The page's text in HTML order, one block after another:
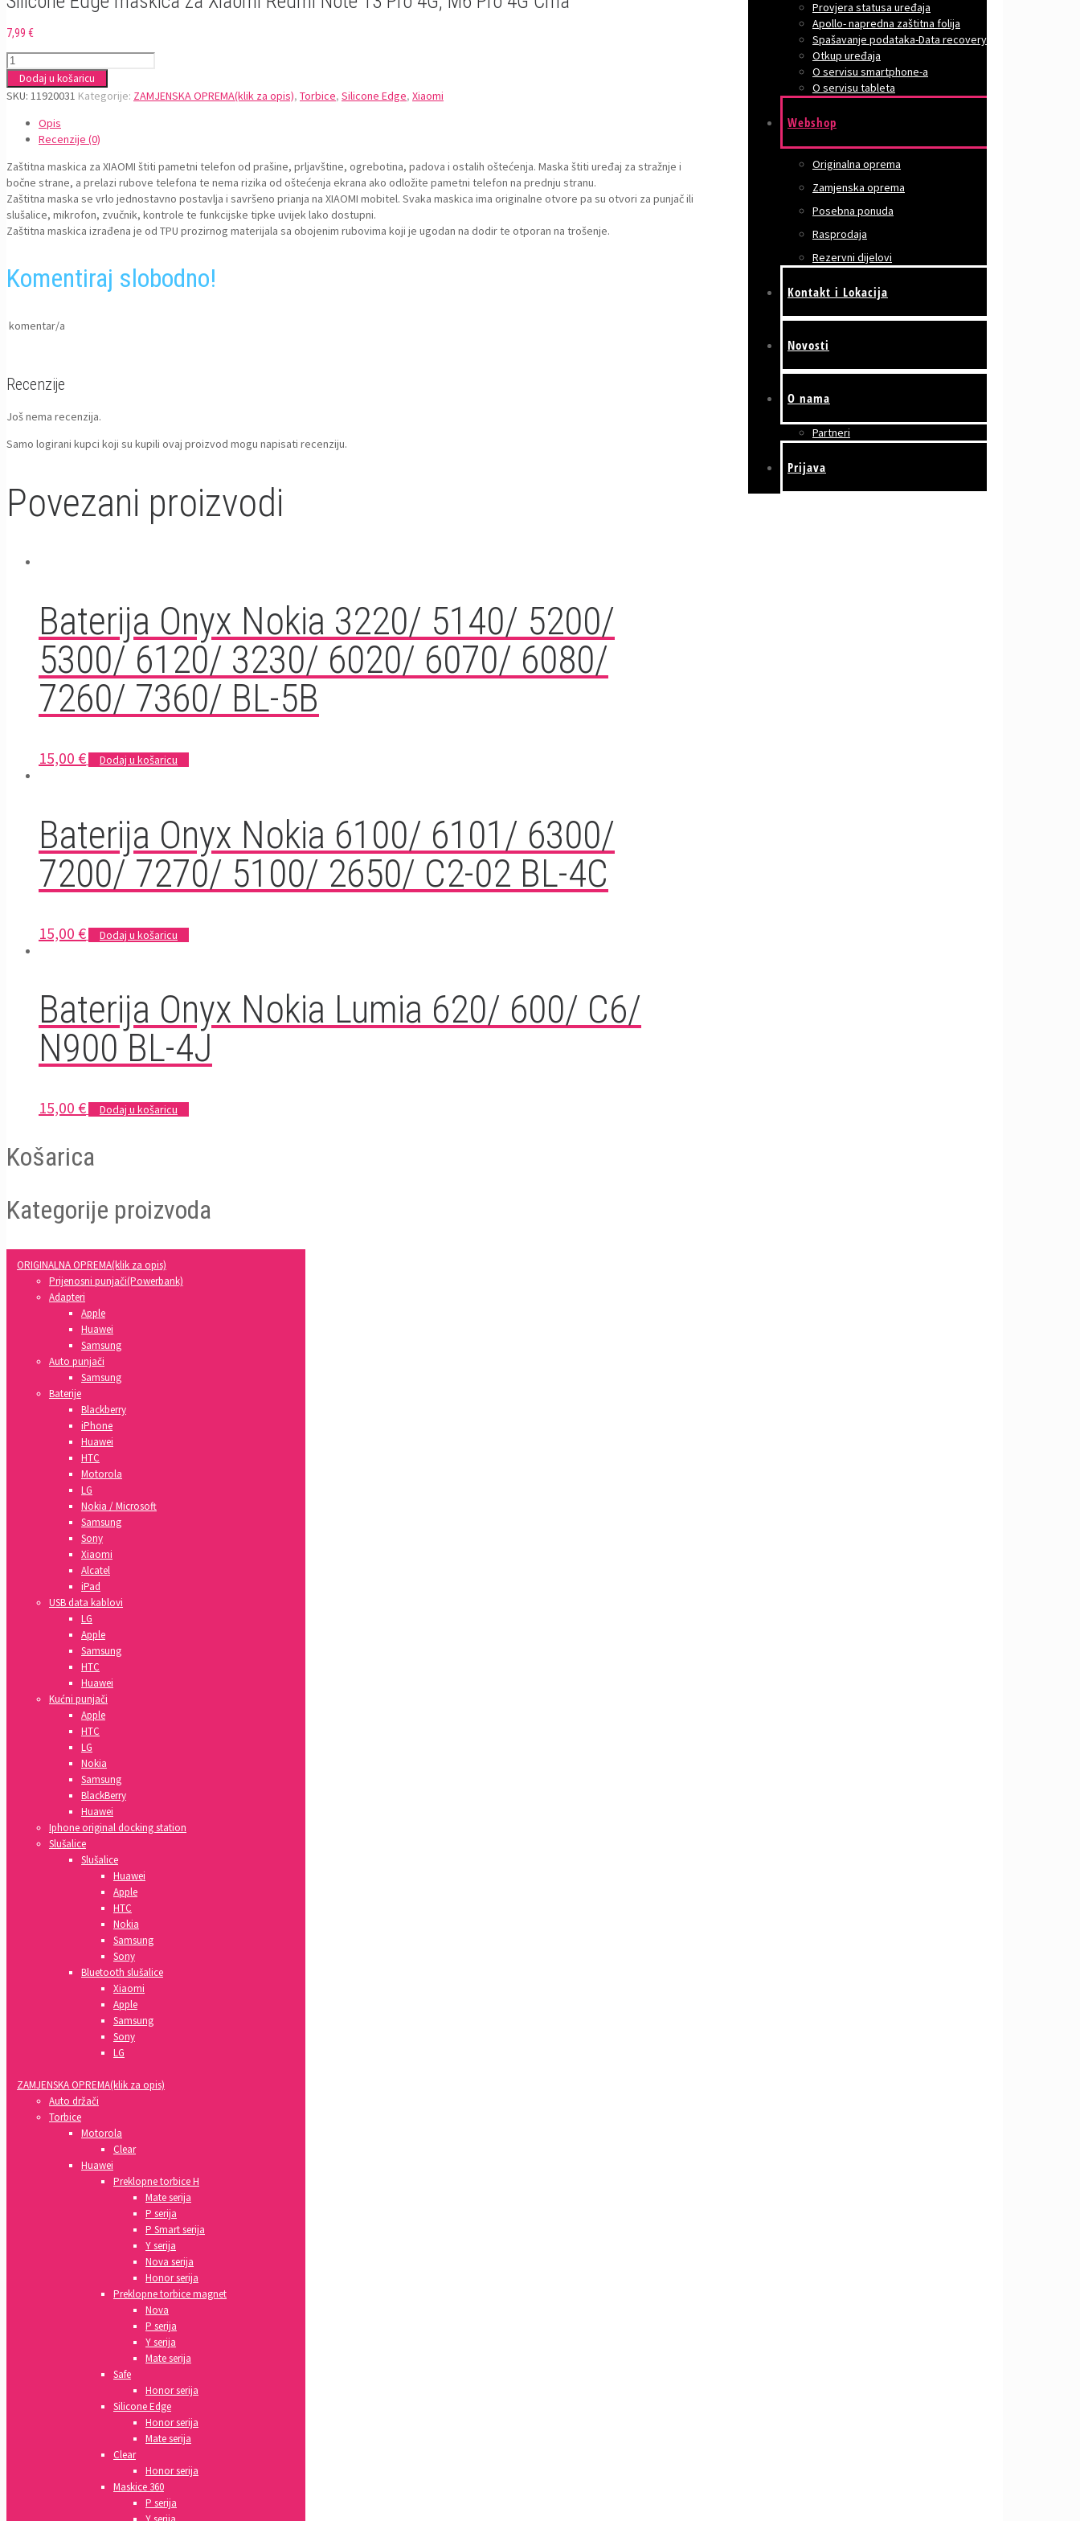
Provjera statusa uređaja
Apollo- napredna zaštitna folija
Spašavanje podataka-Data recovery
Otkup uređaja
O servisu smartphone-a
O servisu tableta
Webshop
Originalna oprema
Zamjenska oprema
Posebna ponuda
Rasprodaja
Rezervni dijelovi
Kontakt i Lokacija
Novosti
O nama
Partneri
Prijava
7,99 €
Silicone
Edge
maskica
Xiaomi
Redmi
13
Pro
4G,
M6
Pro
Crna
količina
Dodaj u košaricu
SKU: 11920031 Kategorije: ZAMJENSKA OPREMA(klik za opis), Torbice, Silicone Edge, Xiaomi
Opis
Recenzije (0)
Zaštitna maskica za XIAOMI štiti pametni telefon od prašine, prljavštine, ogrebotina, padova i ostalih oštećenja. Maska štiti uređaj za stražnje i
bočne strane, a prelazi rubove telefona te nema rizika od oštećenja ekrana ako odložite pametni telefon na prednju stranu.
Zaštitna maska se vrlo jednostavno postavlja i savršeno prianja na XIAOMI mobitel. Svaka maskica ima originalne otvore pa su otvori za punjač ili
slušalice, mikrofon, zvučnik, kontrole te funkcijske tipke uvijek lako dostupni.
Zaštitna maskica izrađena je od TPU prozirnog materijala sa obojenim rubovima koji je ugodan na dodir te otporan na trošenje.
Komentiraj slobodno!
komentar/a
Recenzije
Još nema recenzija.
Samo logirani kupci koji su kupili ovaj proizvod mogu napisati recenziju.
Povezani proizvodi
Baterija Onyx Nokia 3220/ 5140/ 5200/
5300/ 6120/ 3230/ 6020/ 6070/ 6080/
7260/ 7360/ BL-5B
15,00 € Dodaj u košaricu
Baterija Onyx Nokia 6100/ 6101/ 6300/
7200/ 7270/ 5100/ 2650/ C2-02 BL-4C
15,00 € Dodaj u košaricu
Baterija Onyx Nokia Lumia 620/ 600/ C6/
N900 BL-4J
15,00 € Dodaj u košaricu
Košarica
Kategorije proizvoda
ORIGINALNA OPREMA(klik za opis)
Prijenosni punjači(Powerbank)
Adapteri
Apple
Huawei
Samsung
Auto punjači
Samsung
Baterije
Blackberry
iPhone
Huawei
HTC
Motorola
LG
Nokia / Microsoft
Samsung
Sony
Xiaomi
Alcatel
iPad
USB data kablovi
LG
Apple
Samsung
HTC
Huawei
Kućni punjači
Apple
HTC
LG
Nokia
Samsung
BlackBerry
Huawei
Iphone original docking station
Slušalice
Slušalice
Huawei
Apple
HTC
Nokia
Samsung
Sony
Bluetooth slušalice
Xiaomi
Apple
Samsung
Sony
LG
ZAMJENSKA OPREMA(klik za opis)
Auto držači
Torbice
Motorola
Clear
Huawei
Preklopne torbice H
Mate serija
P serija
P Smart serija
Y serija
Nova serija
Honor serija
Preklopne torbice magnet
Nova
P serija
Y serija
Mate serija
Safe
Honor serija
Silicone Edge
Honor serija
Mate serija
Clear
Honor serija
Maskice 360
P serija